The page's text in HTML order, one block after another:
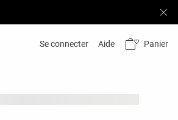
Se connecter Aide Panier